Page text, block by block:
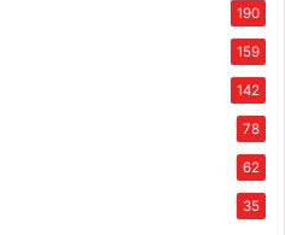
190
159
142
78
62
35